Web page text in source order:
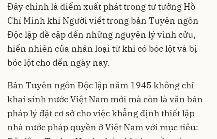
Đây chính là điểm xuất phát trong tư tưởng Hồ
Chí Minh khi Người viết trong bản Tuyên ngôn
Độc lập đề cập đến những nguyên lý vĩnh cửu,
hiển nhiên của nhân loại từ khi có bóc lột và bị
bóc lột cho đến ngày nay.
Bản Tuyên ngôn Độc lập năm 1945 không chỉ
khai sinh nước Việt Nam mới mà còn là văn bản
pháp lý đặt cơ sở cho việc khẳng định thiết lập
nhà nước pháp quyền ở Việt Nam với mục tiêu: